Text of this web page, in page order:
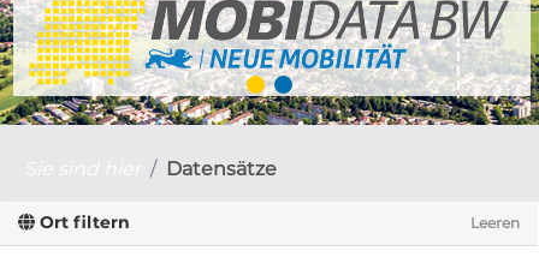
Datensätze
Ort filtern Leeren